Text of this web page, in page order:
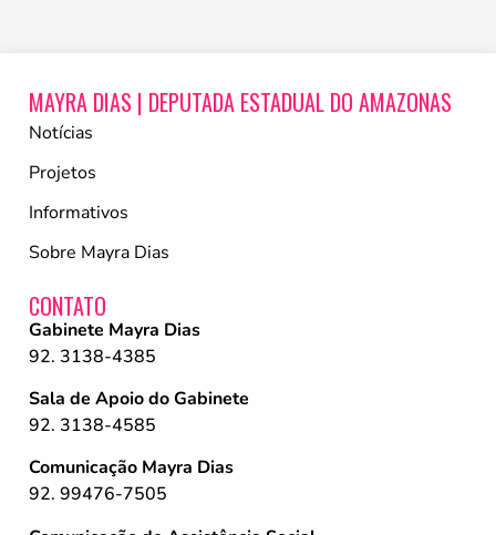
MAYRA DIAS | DEPUTADA ESTADUAL DO AMAZONAS
Notícias
Projetos
Informativos
Sobre Mayra Dias
CONTATO
Gabinete Mayra Dias
92. 3138-4385
Sala de Apoio do Gabinete
92. 3138-4585
Comunicação Mayra Dias
92. 99476-7505